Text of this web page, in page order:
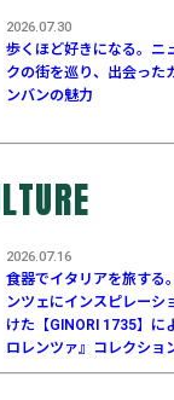
歩くほど好きになる。ニ
クの街を巡り、出会った
ンバンの魅力
2026.07.30
食器でイタリアを旅する
ンツェにインスピレーシ
けた【GINORI 1735】に
ロレンツァ』コレクショ
2026.07.16